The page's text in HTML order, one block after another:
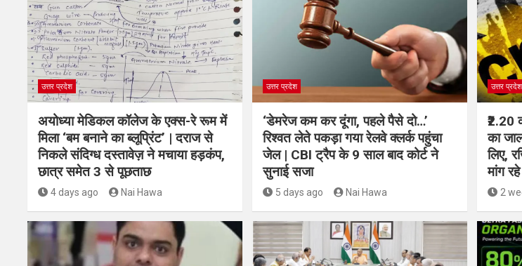
उत्तर प्रदेश
अयोध्या मेडिकल कॉलेज के एक्स-रे रूम में
मिला ‘बम बनाने का ब्लूप्रिंट’ | दराज से
निकले संदिग्ध दस्तावेज़ ने मचाया हड़कंप,
छात्र समेत 3 से पूछताछ
4 days ago Nai Hawa
उत्तर प्रदेश
‘डेमरेज कम कर दूंगा, पहले पैसे दो…’
रिश्वत लेते पकड़ा गया रेलवे क्लर्क पहुंचा
जेल | CBI ट्रैप के 9 साल बाद कोर्ट ने
सुनाई सजा
5 days ago Nai Hawa
उत्तर प्रदेश
₹2.20
का
लिए,
मांग रहे
2